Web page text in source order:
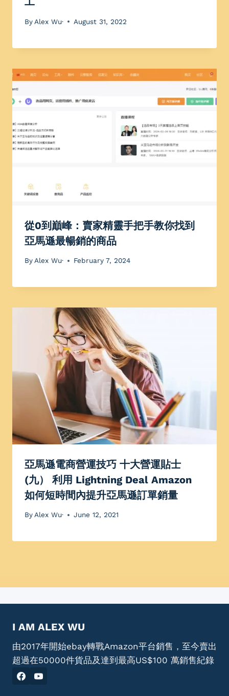
By Alex Wu· August 31, 2022
從0到巔峰：賣家精靈手把手教你找到
亞馬遜最暢銷的商品
By Alex Wu· February 7, 2024
亞馬遜電商營運技巧 十大營運貼士
(九） 利用 Lightning Deal Amazon
如何短時間內提升亞馬遜訂單銷量
ByAlex Wu· June 12, 2021
I AM ALEX WU
由2017年開始ebay轉戰Amazon平台銷售，至今賣出
超過在50000件貨品及達到最高US$100 萬銷售紀錄